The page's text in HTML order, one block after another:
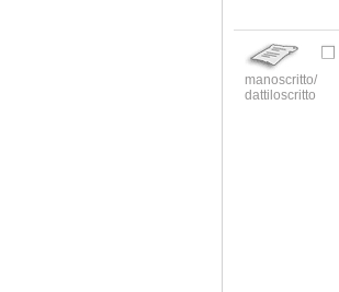
manoscritto/
dattiloscritto